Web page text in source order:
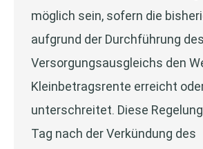
möglich sein, sofern die
aufgrund der Durchführung des
Versorgungsausgleichs den
Kleinbetragsrente erreicht
unterschreitet. Diese
Tag nach der Verkündung des